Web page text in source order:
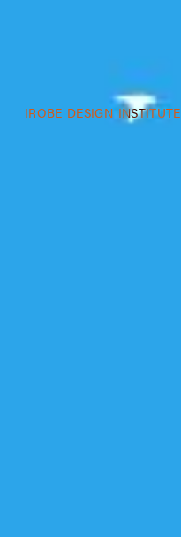
IROBE DESIGN INSTITUTE